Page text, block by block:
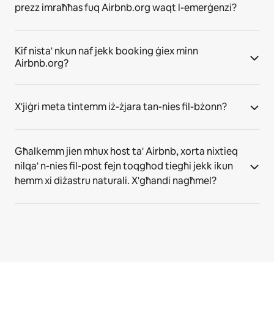
prezz imraħħas fuq Airbnb.org waqt l-emerġenzi?
Kif nista' nkun naf jekk booking ġiex minn
Airbnb.org?
X'jiġri meta tintemm iż-żjara tan-nies fil-bżonn?
Għalkemm jien mhux host ta' Airbnb, xorta nixtieq
nilqa' n-nies fil-post fejn toqgħod tiegħi jekk ikun
hemm xi diżastru naturali. X'għandi nagħmel?